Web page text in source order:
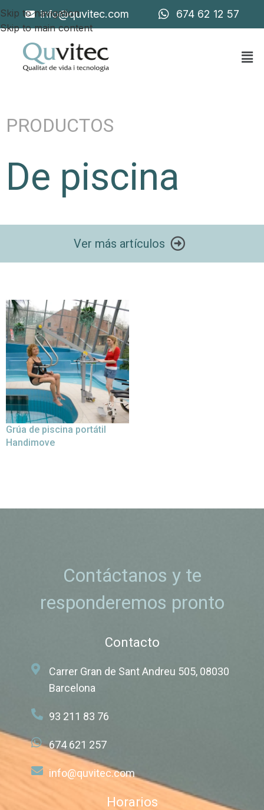
Skip to navigation
Skip to main content
info@quvitec.com 674 62 12 57
PRODUCTOS
De piscina
Ver más artículos
Grúa de piscina portátil
Handimove
Contáctanos y te
responderemos pronto
Contacto
Carrer Gran de Sant Andreu 505, 08030
Barcelona
93 211 83 76
674 621 257
info@quvitec.com
Horarios